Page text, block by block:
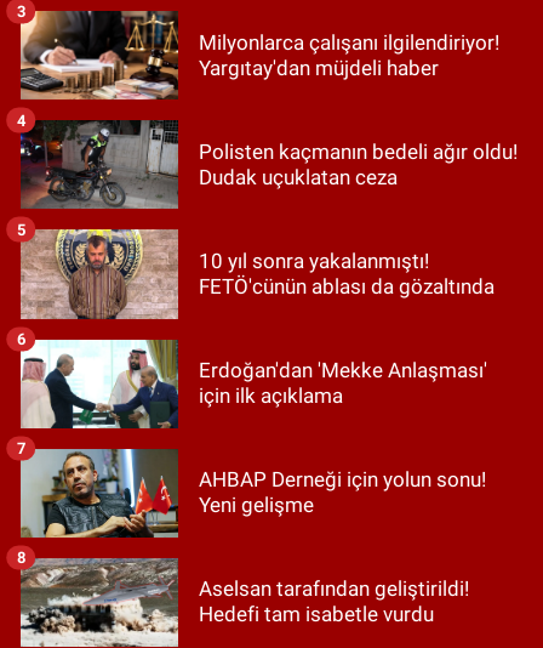
Milyonlarca çalışanı ilgilendiriyor!
Yargıtay'dan müjdeli haber
3
Polisten kaçmanın bedeli ağır oldu!
Dudak uçuklatan ceza
4
10 yıl sonra yakalanmıştı!
FETÖ'cünün ablası da gözaltında
5
Erdoğan'dan 'Mekke Anlaşması'
için ilk açıklama
6
AHBAP Derneği için yolun sonu!
Yeni gelişme
7
Aselsan tarafından geliştirildi!
Hedefi tam isabetle vurdu
8